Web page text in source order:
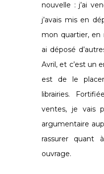
nouvelle : j’ai
j’avais mis en
mon quartier, en
ai déposé
Avril, et c’est un
est de le
librairies.
ventes, je vais
argumentaire
rassurer quant
ouvrage.